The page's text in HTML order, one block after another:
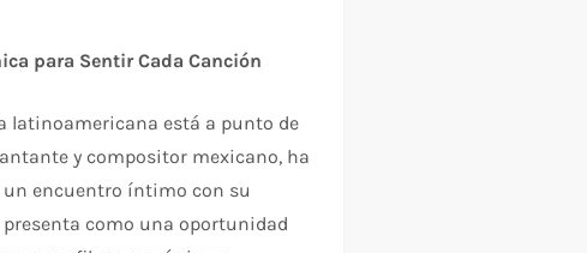
para Sentir Cada Canción
latinoamericana está a punto de
y compositor mexicano, ha
un encuentro íntimo con su
presenta como una oportunidad